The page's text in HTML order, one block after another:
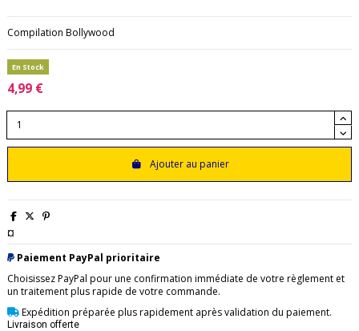
Compilation Bollywood
En Stock
4,99 €
Ajouter au panier
¤
Paiement PayPal prioritaire
Choisissez PayPal pour une confirmation immédiate de votre règlement et
un traitement plus rapide de votre commande.
Expédition préparée plus rapidement après validation du paiement.
Livraison offerte